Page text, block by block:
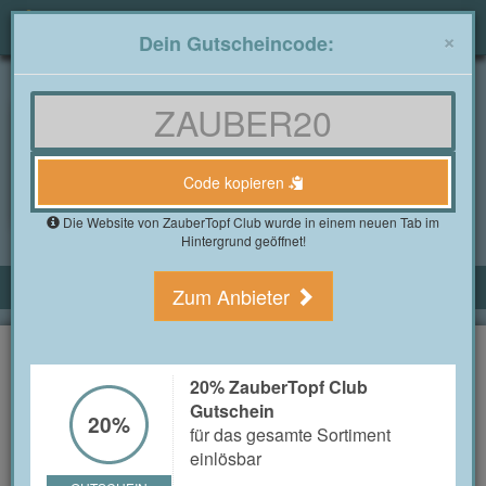
Gutscheine4free.de»Alle Shops»ZauberTopf Club Gutscheine
3 Bewertung(en)
ZauberTopf Club
Gutscheine im August
2026
ALLE ZAUBERTOPF CLUB GUTSCHEINE
20%
GUTSCHEIN
für das gesamte Sortiment einlösbar
×
Dein Gutscheincode:
Code kopieren
Die Website von ZauberTopf Club wurde in einem neuen Tab im
Hintergrund geöffnet!
Zum Anbieter
20%
20% ZauberTopf Club
Gutschein
für das gesamte Sortiment
einlösbar